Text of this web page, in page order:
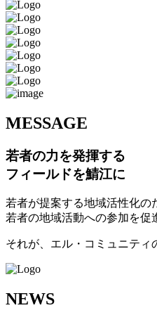
MESSAGE
若者の力を発揮する
フィールドを鯖江に
若者が提案する地域活性化の
若者の地域活動への参加を促
それが、エル・コミュニティ
NEWS